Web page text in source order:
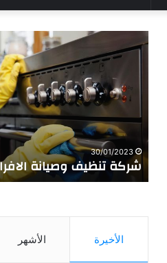
تنظيف
بالدمام
30/01/2023
شركة تنظيف وصيانة
الأخيرة الأشهر